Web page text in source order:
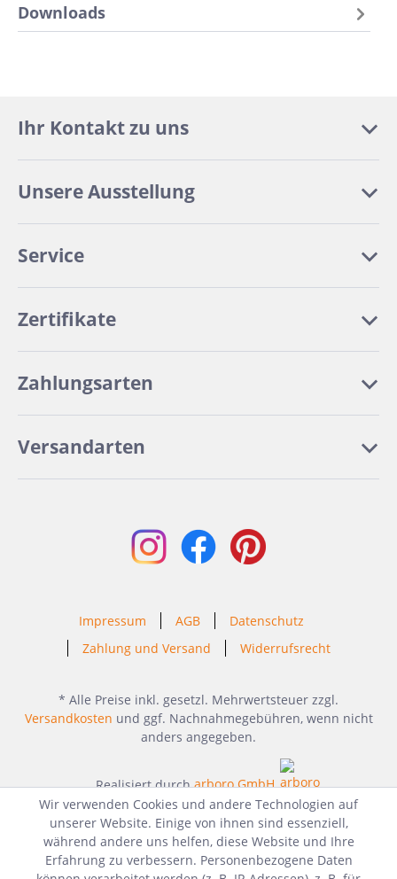
Downloads
Ihr Kontakt zu uns
Unsere Ausstellung
Service
Zertifikate
Zahlungsarten
Versandarten
Impressum AGB
Datenschutz
Zahlung und Versand
Widerrufsrecht
* Alle Preise inkl. gesetzl. Mehrwertsteuer zzgl.
Versandkosten und ggf. Nachnahmegebühren, wenn nicht
anders angegeben.
Realisiert durcharboro GmbH
Wir verwenden Cookies und andere Technologien auf
unserer Website. Einige von ihnen sind essenziell,
während andere uns helfen, diese Website und Ihre
Erfahrung zu verbessern. Personenbezogene Daten